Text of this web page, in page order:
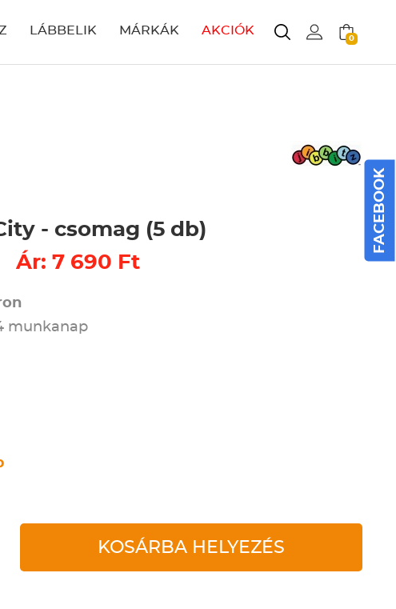
LÁBBELIK MÁRKÁK AKCIÓK
0
- csomag (5 db)
Ár: 7 690 Ft
munkanap
KOSÁRBA HELYEZÉS
FACEBOOK